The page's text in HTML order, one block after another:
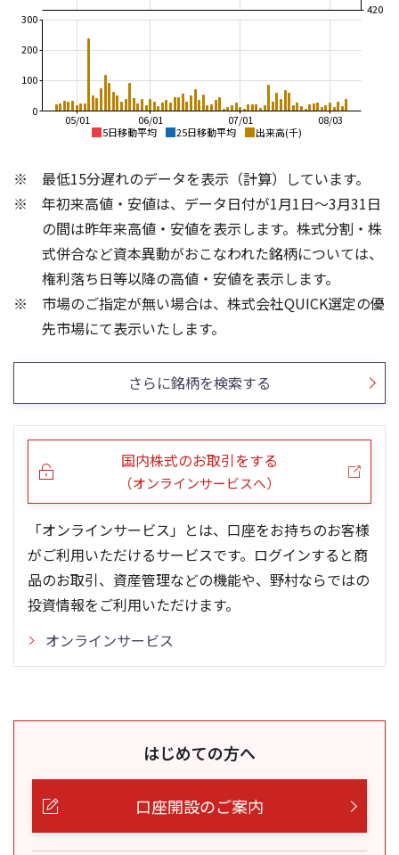
5日移動平均 25日移動平均 出来高(千)
08/03
07/01
06/01
05/01
420
0
100
200
300
13週移動平均 26週移動平均 出来高(千)
400
550
0
300
5ヶ月移動平均 25ヶ月移動平均 出来高(千)
350
450
500
550
0
150
最低15分遅れのデータを表示（計算）しています。
年初来高値・安値は、データ日付が1月1日～3月31日
の間は昨年来高値・安値を表示します。株式分割・株
式併合など資本異動がおこなわれた銘柄については、
権利落ち日等以降の高値・安値を表示します。
市場のご指定が無い場合は、株式会社QUICK選定の優
先市場にて表示いたします。
さらに銘柄を検索する
国内株式のお取引をする
（オンラインサービスへ）
「オンラインサービス」とは、口座をお持ちのお客様
がご利用いただけるサービスです。ログインすると商
品のお取引、資産管理などの機能や、野村ならではの
投資情報をご利用いただけます。
オンラインサービス
はじめての方へ
口座開設のご案内